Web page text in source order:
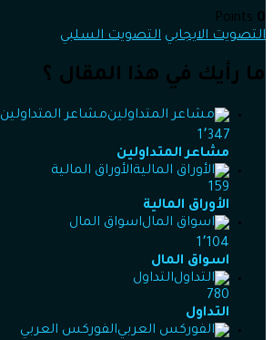
0
التصويت الايجابي التصويت السلبي
ما رأيك في هذا المقال ؟
مشاعر المتداولين
1٬347
مشاعر المتداولين
الأوراق المالية
159
الأوراق المالية
اسواق المال
1٬104
اسواق المال
التداول
780
التداول
الفوركس العربي